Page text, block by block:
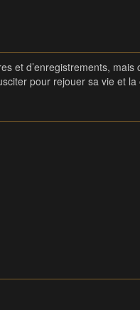
et d’enregistrements,
pour rejouer sa vie et